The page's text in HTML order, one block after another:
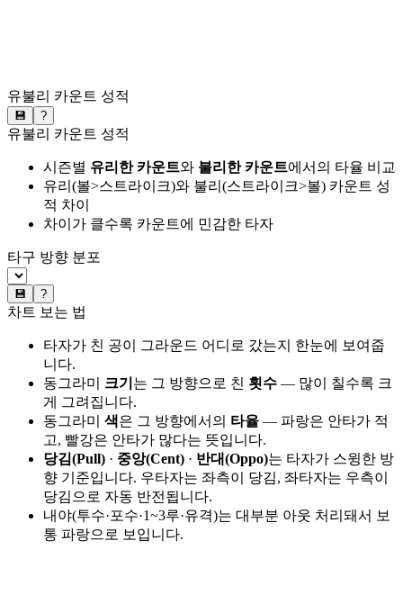
유불리 카운트 성적
💾 ?
유불리 카운트 성적
시즌별 유리한 카운트와 불리한 카운트에서의 타율 비교
유리(볼>스트라이크)와 불리(스트라이크>볼) 카운트 성
적 차이
차이가 클수록 카운트에 민감한 타자
타구 방향 분포
💾 ?
차트 보는 법
타자가 친 공이 그라운드 어디로 갔는지 한눈에 보여줍
니다.
동그라미 크기 는 그 방향으로 친 횟수 — 많이 칠수록 크
게 그려집니다.
동그라미 색은 그 방향에서의 타율 — 파랑은 안타가 적
고, 빨강은 안타가 많다는 뜻입니다.
당김(Pull) · 중앙(Cent) · 반대(Oppo)는 타자가 스윙한 방
향 기준입니다. 우타자는 좌측이 당김, 좌타자는 우측이
당김으로 자동 반전됩니다.
내야(투수·포수·1~3루·유격)는 대부분 아웃 처리돼서 보
통 파랑으로 보입니다.